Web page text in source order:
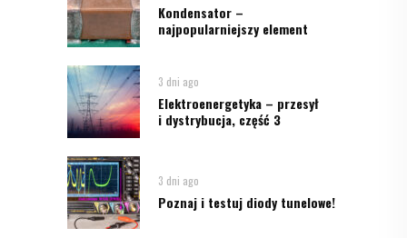
Kondensator –
najpopularniejszy element
3 dni ago
Elektroenergetyka – przesył
i dystrybucja, część 3
3 dni ago
Poznaj i testuj diody tunelowe!